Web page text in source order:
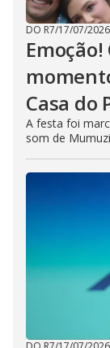
DO R7/17/07/2026
Casa do
A festa foi
som de